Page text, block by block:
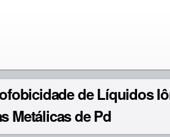
de Líquidos
Metálicas de Pd